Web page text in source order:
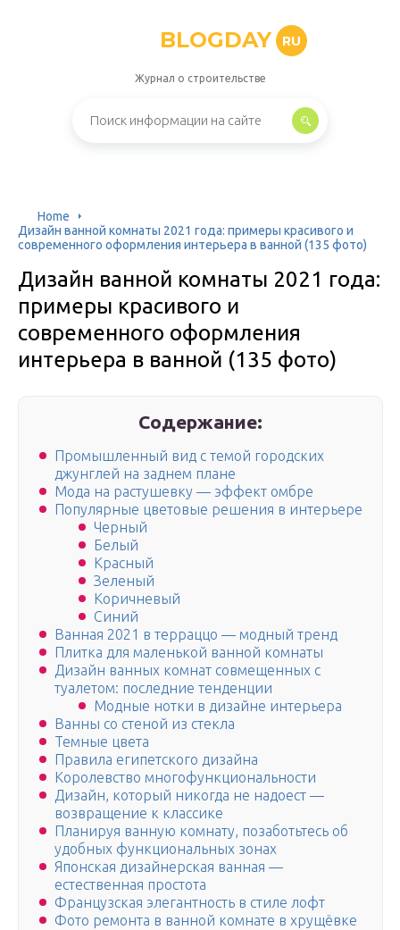
BLOGDAY RU
Журнал о строительстве
Home
Дизайн ванной комнаты 2021 года: примеры красивого и
современного оформления интерьера в ванной (135 фото)
Дизайн ванной комнаты 2021 года:
примеры красивого и
современного оформления
интерьера в ванной (135 фото)
Содержание:
Промышленный вид с темой городских
джунглей на заднем плане
Мода на растушевку — эффект омбре
Популярные цветовые решения в интерьере
Черный
Белый
Красный
Зеленый
Коричневый
Синий
Ванная 2021 в терраццо — модный тренд
Плитка для маленькой ванной комнаты
Дизайн ванных комнат совмещенных с
туалетом: последние тенденции
Модные нотки в дизайне интерьера
Ванны со стеной из стекла
Темные цвета
Правила египетского дизайна
Королевство многофункциональности
Дизайн, который никогда не надоест —
возвращение к классике
Планируя ванную комнату, позаботьтесь об
удобных функциональных зонах
Японская дизайнерская ванная —
естественная простота
Французская элегантность в стиле лофт
Фото ремонта в ванной комнате в хрущёвке